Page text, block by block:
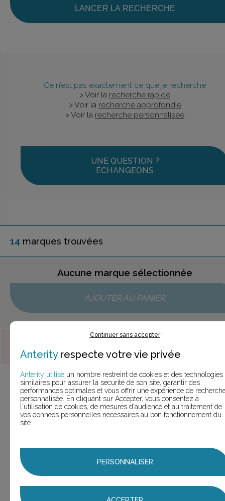
LANCER LA RECHERCHE
Ce n’est pas exactement ce que je recherche
> Voir la recherche rapide
> Voir la recherche approfondie
> Voir la recherche personnalisée
UNE QUESTION ?
ÉCHANGEONS
14 marques trouvées
Aucune marque sélectionnée
AJOUTER AU PANIER
(le chiffre entre parenthèses est le nombre de
slogans trouvés pour cette marque)
Mennen(22 slogans)
Mennen
(8
slogans)
Mennen
Continuer sans accepter
Anterityrespecte votre vie privée
Anterity utilise un nombre restreint de cookies et des technologies
similaires pour assurer la sécurité de son site, garantir des
performances optimales et vous offrir une expérience de
personnalisée. En cliquant sur Accepter, vous consentez à
l'utilisation de cookies, de mesures d'audience et au traitement de
vos données personnelles nécessaires au bon fonctionnement du
site.
PERSONNALISER